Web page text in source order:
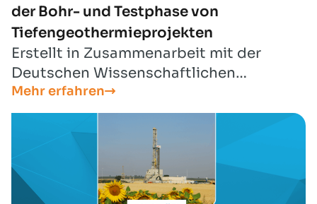
der Bohr- und Testphase von
Tiefengeothermieprojekten
Erstellt in Zusammenarbeit mit der
Deutschen Wissenschaftlichen
Gesellschaft für nachhaltige
Energieträger, Mobilität und
Kohlenstoffkreisläufe e.V. (DGMK).
Mehr erfahren